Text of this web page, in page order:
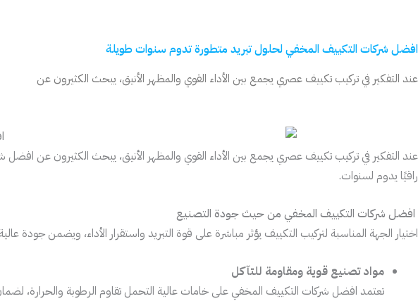
افضل شركات التكييف المخفي لحلول تبريد متطورة تدوم سنوات طويلة
عند التفكير في تركيب تكييف عصري يجمع بين الأداء القوي والمظهر الأنيق، يبحث الكثيرون عن
عند التفكير في تركيب تكييف عصري يجمع بين الأداء القوي والمظهر الأنيق، يبحث الكثيرون عن
راقيًا يدوم لسنوات.
افضل شركات التكييف المخفي من حيث جودة التصنيع
اختيار الجهة المناسبة لتركيب التكييف يؤثر مباشرة على قوة التبريد واستقرار الأداء، ويضمن
مواد تصنيع قوية ومقاومة للتآكل
تعتمد افضل شركات التكييف المخفي على خامات عالية التحمل تقاوم الرطوبة والحرارة،